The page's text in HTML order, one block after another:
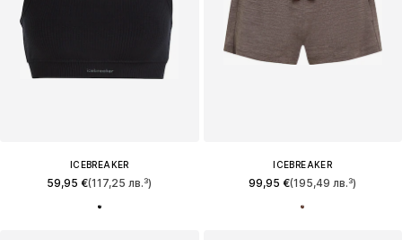
ICEBREAKER
59,95 €(117,25 лв.³)
ICEBREAKER
99,95 €(195,49 лв.³)